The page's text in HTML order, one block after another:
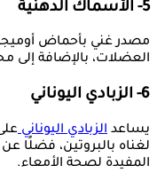
5- الأسماك الدهنية
العضلات، بالإضافة إلى
6- الزبادي اليوناني
يساعد الزبادي اليوناني
لغناه بالبروتين، فضلًا
المفيدة لصحة الأمعاء.